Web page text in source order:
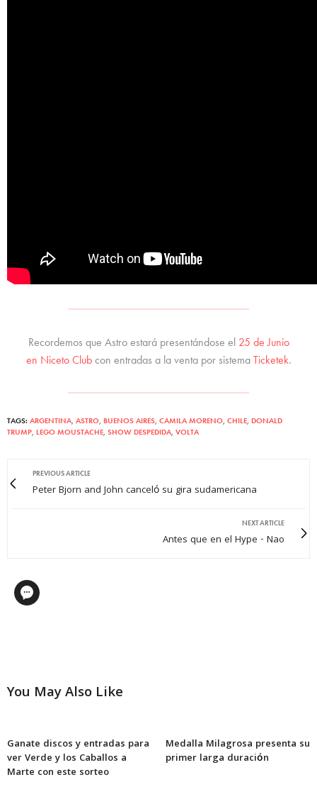
Recordemos que Astro estará presentándose el 25 de Junio
en Niceto Clubcon entradas a la venta por sistemaTicketek.
TAGS: ARGENTINA, ASTRO, BUENOS AIRES, CAMILA MORENO, CHILE, DONALD
TRUMP, LEGO MOUSTACHE, SHOW DESPEDIDA, VOLTA
PREVIOUS ARTICLE
Peter Bjorn and John canceló su gira sudamericana
NEXT ARTICLE
Antes que en el Hype - Nao
You May Also Like
Ganate discos y entradas para
ver Verde y los Caballos a
Marte con este sorteo
Medalla Milagrosa presenta su
primer larga duración